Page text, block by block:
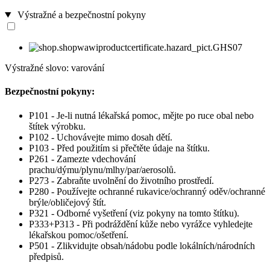
Výstražné a bezpečnostní pokyny
Výstražné slovo: varování
Bezpečnostní pokyny:
P101 - Je-li nutná lékařská pomoc, mějte po ruce obal nebo
štítek výrobku.
P102 - Uchovávejte mimo dosah dětí.
P103 - Před použitím si přečtěte údaje na štítku.
P261 - Zamezte vdechování
prachu/dýmu/plynu/mlhy/par/aerosolů.
P273 - Zabraňte uvolnění do životního prostředí.
P280 - Používejte ochranné rukavice/ochranný oděv/ochranné
brýle/obličejový štít.
P321 - Odborné vyšetření (viz pokyny na tomto štítku).
P333+P313 - Při podráždění kůže nebo vyrážce vyhledejte
lékařskou pomoc/ošetření.
P501 - Zlikvidujte obsah/nádobu podle lokálních/národních
předpisů.